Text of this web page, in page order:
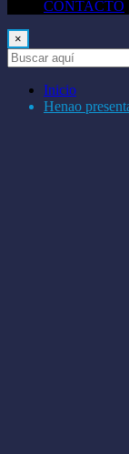
CONTACTO
×
Inicio
Henao